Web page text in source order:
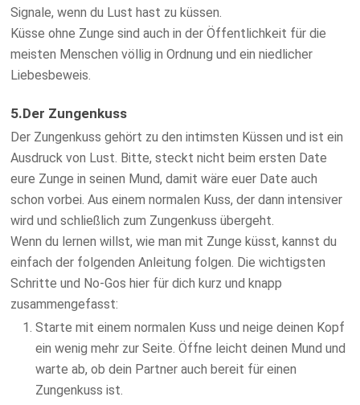
Signale, wenn du Lust hast zu küssen.
Küsse ohne Zunge sind auch in der Öffentlichkeit für die
meisten Menschen völlig in Ordnung und ein niedlicher
Liebesbeweis.
5.Der Zungenkuss
Der Zungenkuss gehört zu den intimsten Küssen und ist ein
Ausdruck von Lust. Bitte, steckt nicht beim ersten Date
eure Zunge in seinen Mund, damit wäre euer Date auch
schon vorbei. Aus einem normalen Kuss, der dann intensiver
wird und schließlich zum Zungenkuss übergeht.
Wenn du lernen willst, wie man mit Zunge küsst, kannst du
einfach der folgenden Anleitung folgen. Die wichtigsten
Schritte und No-Gos hier für dich kurz und knapp
zusammengefasst:
Starte mit einem normalen Kuss und neige deinen Kopf
ein wenig mehr zur Seite. Öffne leicht deinen Mund und
warte ab, ob dein Partner auch bereit für einen
Zungenkuss ist.